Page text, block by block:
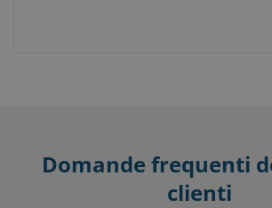
Domande frequenti
clienti